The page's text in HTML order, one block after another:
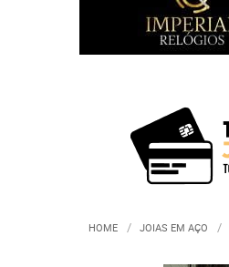
HOME JOIAS EM AÇO